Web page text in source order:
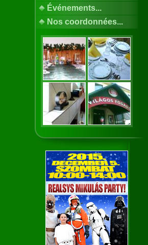
Événements...
Nos coordonnées...